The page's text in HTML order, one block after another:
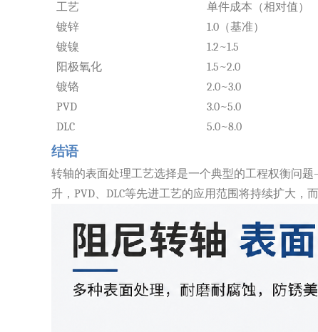
工艺 单件成本（相对值）
镀锌
1.0（基准）
镀镍
1.2~1.5
阳极氧化
1.5~2.0
镀铬
2.0~3.0
PVD
3.0~5.0
DLC
5.0~8.0
结语
转轴的表面处理工艺选择是一个典型的工程权衡问题
升，PVD、DLC等先进工艺的应用范围将持续扩大，